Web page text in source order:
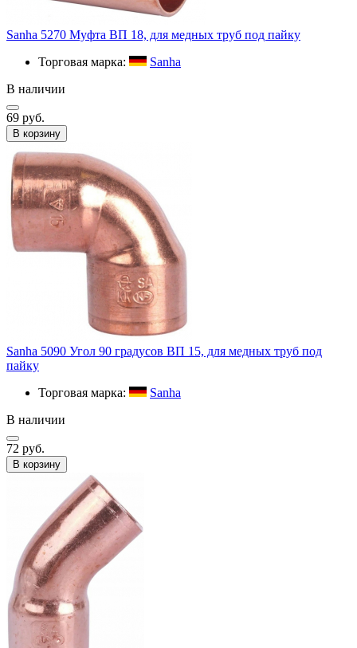
Sanha 5270 Муфта ВП 18, для медных труб под пайку
Торговая марка:
Sanha
В наличии
69 руб.
В корзину
Sanha 5090 Угол 90 градусов ВП 15, для медных труб под
пайку
Торговая марка:
Sanha
В наличии
72 руб.
В корзину